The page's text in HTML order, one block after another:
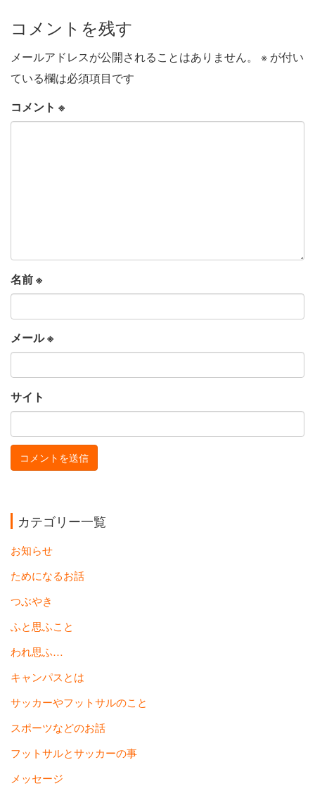
コメントを残す
メールアドレスが公開されることはありません。 ※ が付い
ている欄は必須項目です
コメント ※
名前※
メール※
サイト
カテゴリー一覧
お知らせ
ためになるお話
つぶやき
ふと思ふこと
われ思ふ…
キャンパスとは
サッカーやフットサルのこと
スポーツなどのお話
フットサルとサッカーの事
メッセージ